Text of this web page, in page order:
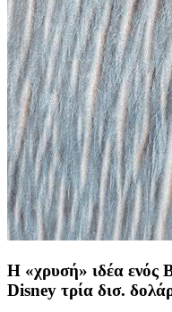
Η «χρυσή» ιδέα ενός
Disney τρία δισ.